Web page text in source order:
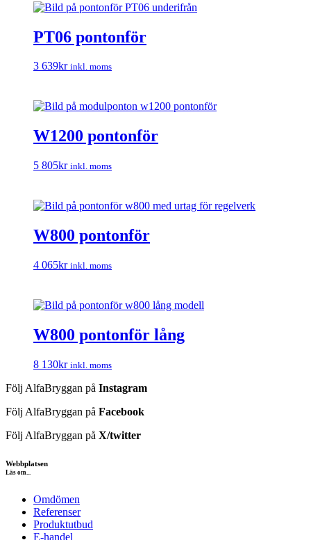
PT06 pontonför
3 639kr inkl. moms
W1200 pontonför
5 805kr inkl. moms
W800 pontonför
4 065kr inkl. moms
W800 pontonför lång
8 130kr inkl. moms
Följ AlfaBryggan på Instagram
Följ AlfaBryggan på Facebook
Följ AlfaBryggan på X/twitter
Webbplatsen
Läs om...
Omdömen
Referenser
Produktutbud
E-handel